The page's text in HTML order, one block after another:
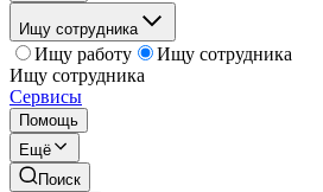
Ищу сотрудника
Ищу работу
Ищу сотрудника
Ищу сотрудника
Сервисы
Помощь
Ещё
Поиск